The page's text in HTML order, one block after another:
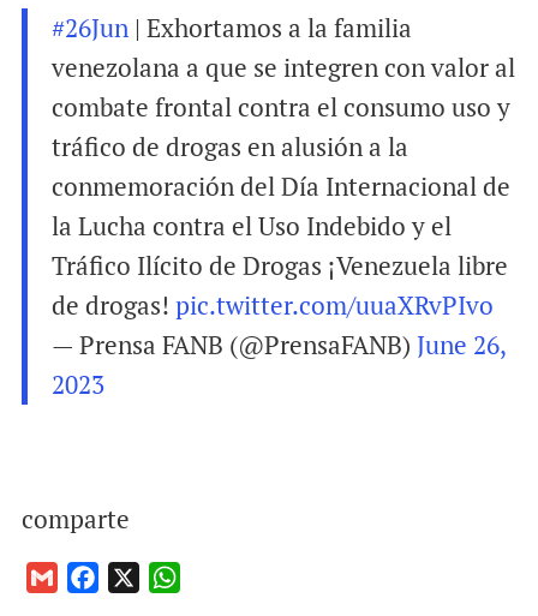
#26Jun| Exhortamos a la familia
venezolana a que se integren con valor al
combate frontal contra el consumo uso y
tráfico de drogas en alusión a la
conmemoración del Día Internacional de
la Lucha contra el Uso Indebido y el
Tráfico Ilícito de Drogas ¡Venezuela libre
de drogas! pic.twitter.com/uuaXRvPIvo
— Prensa FANB (@PrensaFANB) June 26,
2023
comparte